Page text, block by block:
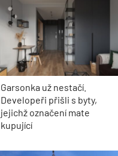
Garsonka už nestačí.
Developeři přišli s byty,
jejichž označení mate
kupující